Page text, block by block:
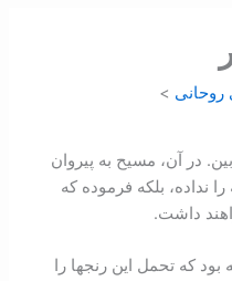
روحانی
در آن، مسیح به پیروان
نداده، بلکه فرموده که
داشت.
که تحمل این رنجها را